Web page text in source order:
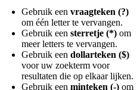
Gebruik een vraagteken (?)
om één letter te vervangen.
Gebruik een sterretje (*) om
meer letters te vervangen.
Gebruik een dollarteken ($)
voor uw zoekterm voor
resultaten die op elkaar lijken.
Gebruik een minteken (-) om